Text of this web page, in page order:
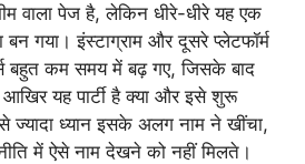
वाला पेज है, लेकिन धीरे-धीरे यह एक
गया। इंस्टाग्राम और दूसरे प्लेटफॉर्म
बहुत कम समय में बढ़ गए, जिसके बाद
यह पार्टी है क्या और इसे शुरू
ज्यादा ध्यान इसके अलग नाम ने खींचा,
में ऐसे नाम देखने को नहीं मिलते।